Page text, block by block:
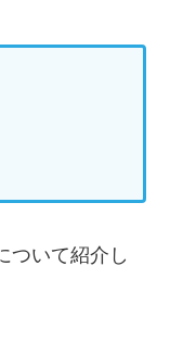
ついて紹介し